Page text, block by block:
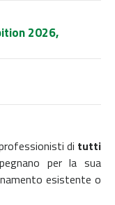
2026,
di tutti
per la sua
esistente o